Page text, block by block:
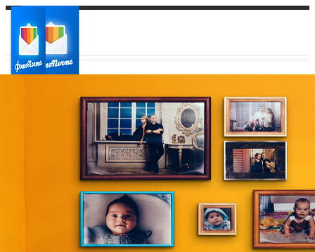
Ваш регион доставки
Выберите из списка: